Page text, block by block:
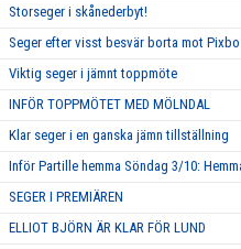
Storseger i skånederbyt!
Seger efter visst besvär borta mot Pixbo
Viktig seger i jämnt toppmöte
INFÖR TOPPMÖTET MED MÖLNDAL
Klar seger i en ganska jämn tillställning
Inför Partille hemma Söndag 3/10:
SEGER I PREMIÄREN
ELLIOT BJÖRN ÄR KLAR FÖR LUND